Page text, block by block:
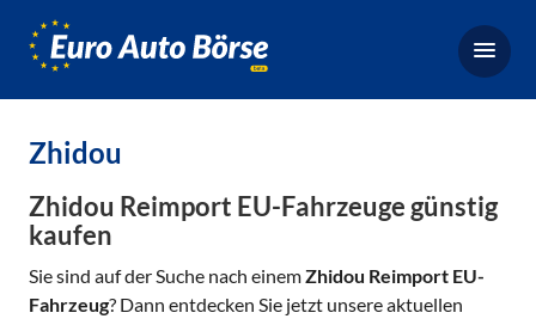
Börse,
Gebrauchtwagen,
Bestellfahrzeuge,
Zhidou
Zhidou Reimport EU-Fahrzeuge günstig
kaufen
Sie sind auf der Suche nach einemZhidou Reimport EU-
Fahrzeug? Dann entdecken Sie jetzt unsere aktuellen